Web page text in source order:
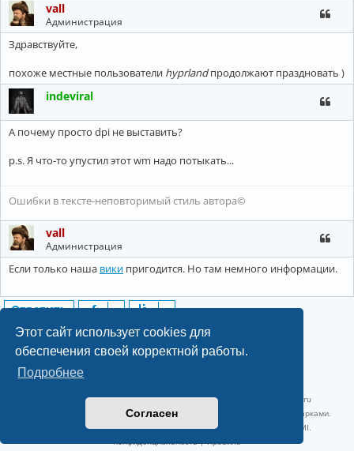
Этот сайт использует cookies для
обеспечения своей корректной работы.
Подробнее
Согласен
vall
Администрация
Здравствуйте,
похоже местные пользователи hyprlandпродолжают праздновать )
indeviral
А почему просто dpi не выставить?
p.s. Я что-то упустил этот wm надо потыкать...
Ошибки в тексте-неповторимый стиль автора©
vall
Администрация
Если только наша вики пригодится. Но там немного информации.
Ответить
4 сообщения • Страница
Linux 6.18.40-1-lts x86_64 GNU/Linux 2026-07-26 08:48:12 |
vps reg.ru
Название и логотип Arch Linux ™ являются признанными торговыми марками.
Linux ® — зарегистрированная торговая марка Linus Torvalds и LMI.